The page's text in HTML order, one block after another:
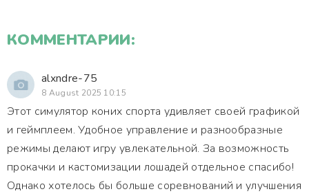
КОММЕНТАРИИ:
alxndre-75
8 August 2025 10:15
Этот симулятор коних спорта удивляет своей графикой
и геймплеем. Удобное управление и разнообразные
режимы делают игру увлекательной. За возможность
прокачки и кастомизации лошадей отдельное спасибо!
Однако хотелось бы больше соревнований и улучшения